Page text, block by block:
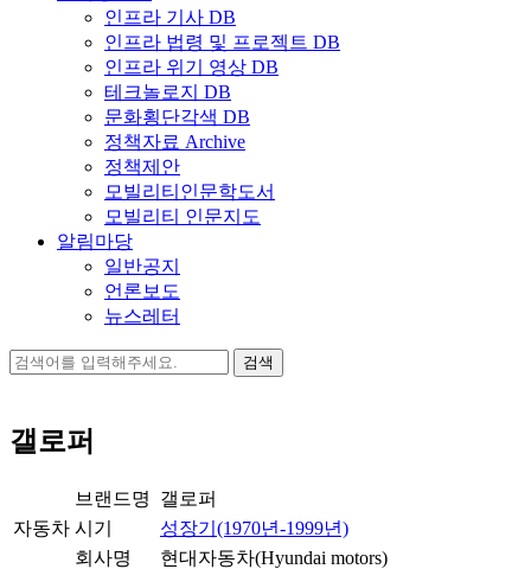
인프라 기사 DB
인프라 법령 및 프로젝트 DB
인프라 위기 영상 DB
테크놀로지 DB
문화횡단각색 DB
정책자료 Archive
정책제안
모빌리티인문학도서
모빌리티 인문지도
알림마당
일반공지
언론보도
뉴스레터
검
갤로퍼
자동차
브랜드명
갤로퍼
시기
성장기(1970년-1999년)
회사명
현대자동차(Hyundai motors)